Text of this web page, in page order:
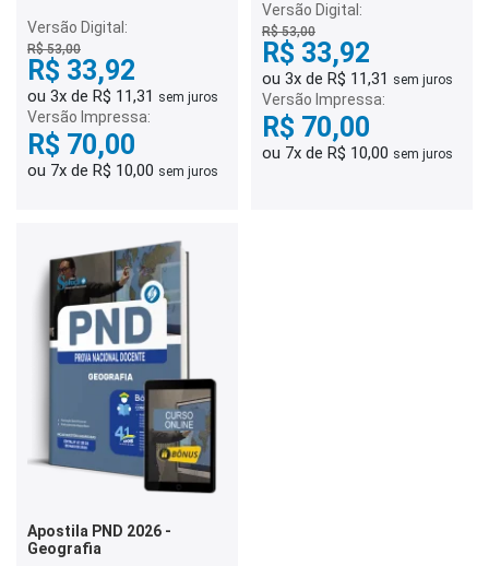
Versão Digital:
R$ 53,00
R$ 33,92
ou 3x de R$ 11,31 sem juros
Versão Impressa:
R$ 70,00
ou 7x de R$ 10,00 sem juros
Versão Digital:
R$ 53,00
R$ 33,92
ou 3x de R$ 11,31 sem juros
Versão Impressa:
R$ 70,00
ou 7x de R$ 10,00 sem juros
Apostila PND 2026 -
Geografia